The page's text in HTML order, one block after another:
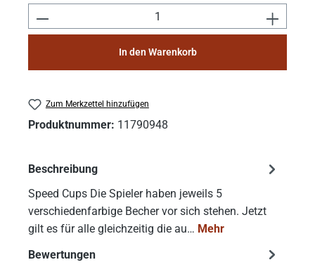
Produkt Anzahl: Gib den gewünschten
In den Warenkorb
Zum Merkzettel hinzufügen
Produktnummer: 11790948
Beschreibung
Speed Cups Die Spieler haben jeweils 5
verschiedenfarbige Becher vor sich stehen. Jetzt
gilt es für alle gleichzeitig die au… Mehr
Bewertungen